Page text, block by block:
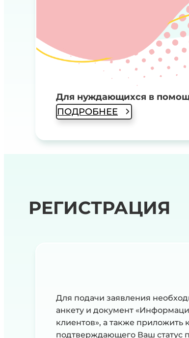
Для нуждающихся в
ПОДРОБНЕЕ
РЕГИСТРАЦИЯ
Для подачи заявления
анкету и документ
клиентов», а также приложить
подтверждающего Ваш